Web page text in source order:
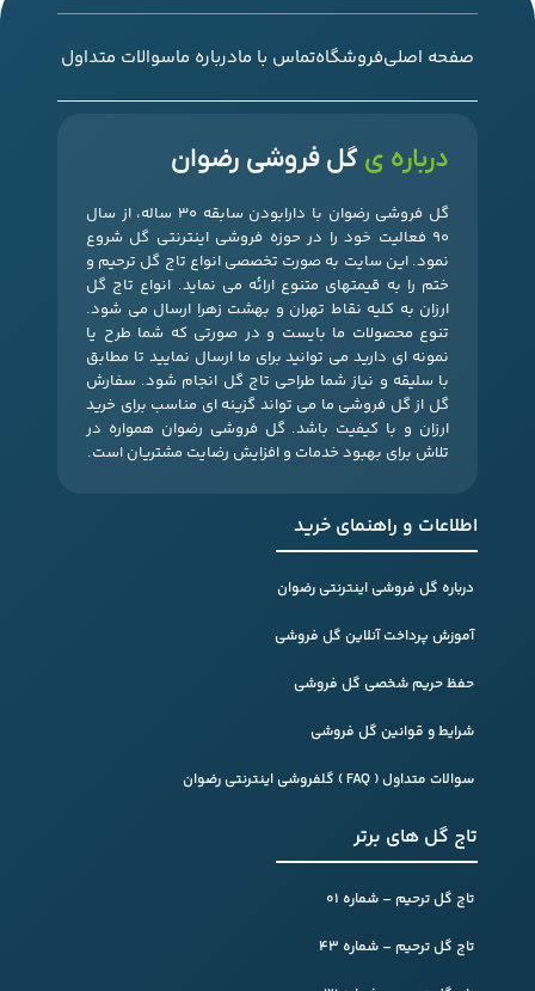
صفحه اصلیفروشگاهتماس با مادرباره ماسوالات متداول
درباره ی گل فروشی رضوان
گل فروشی رضوان با دارابودن سابقه 30 ساله، از سال
90 فعالیت خود را در حوزه فروشی اینترنتی گل شروع
نمود. این سایت به صورت تخصصی انواع تاج گل ترحیم و
ختم را به قیمتهای متنوع ارائه می نماید. انواع تاج گل
ارزان به کلیه نقاط تهران و بهشت زهرا ارسال می شود.
تنوع محصولات ما بایست و در صورتی که شما طرح یا
نمونه ای دارید می توانید برای ما ارسال نمایید تا مطابق
با سلیقه و نیاز شما طراحی تاج گل انجام شود. سفارش
گل از گل فروشی ما می تواند گزینه ای مناسب برای خرید
ارزان و با کیفیت باشد. گل فروشی رضوان همواره در
تلاش برای بهبود خدمات و افزایش رضایت مشتریان است.
اطلاعات و راهنمای خرید
درباره گل فروشی اینترنتی رضوان
آموزش پرداخت آنلاین گل فروشی
حفظ حریم شخصی گل فروشی
شرایط و قوانین گل فروشی
سوالات متداول ( FAQ ) گلفروشی اینترنتی رضوان
تاج گل های برتر
تاج گل ترحیم – شماره 01
تاج گل ترحیم – شماره 43